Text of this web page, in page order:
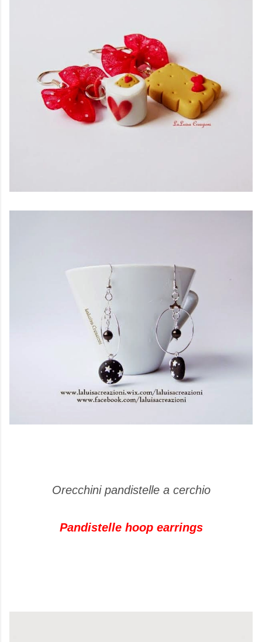
Orecchini pandistelle a cerchio
Pandistelle hoop earrings